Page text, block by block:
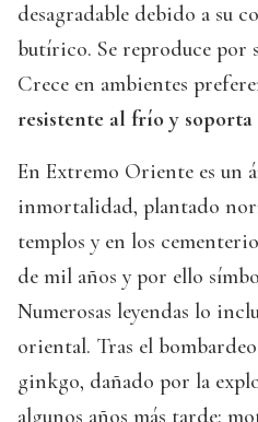
desagradable debido a su
butírico. Se reproduce por
Crece en ambientes
resistente al frío y soporta
En Extremo Oriente es un
inmortalidad, plantado
templos y en los
de mil años y por ello
Numerosas leyendas lo
oriental. Tras el
ginkgo, dañado por la